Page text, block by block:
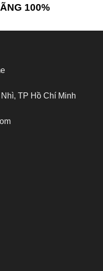
100%
TP Hồ Chí Minh